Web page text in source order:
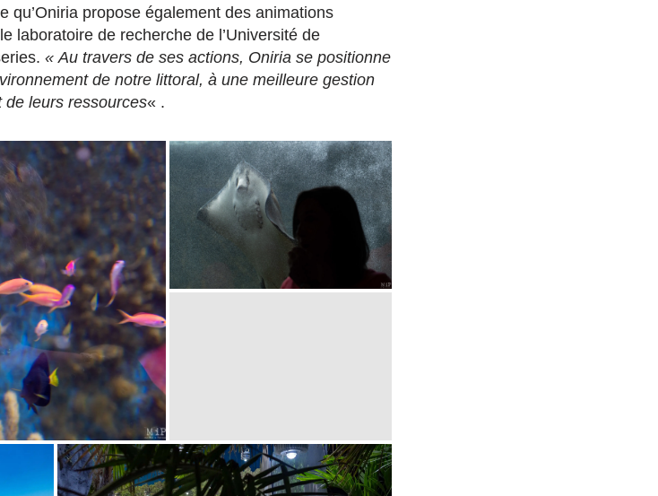
qu’Oniria propose également des animations
laboratoire de recherche de l’Université de
« Au travers de ses actions, Oniria se positionne
de notre littoral, à une meilleure gestion
de leurs ressources« .